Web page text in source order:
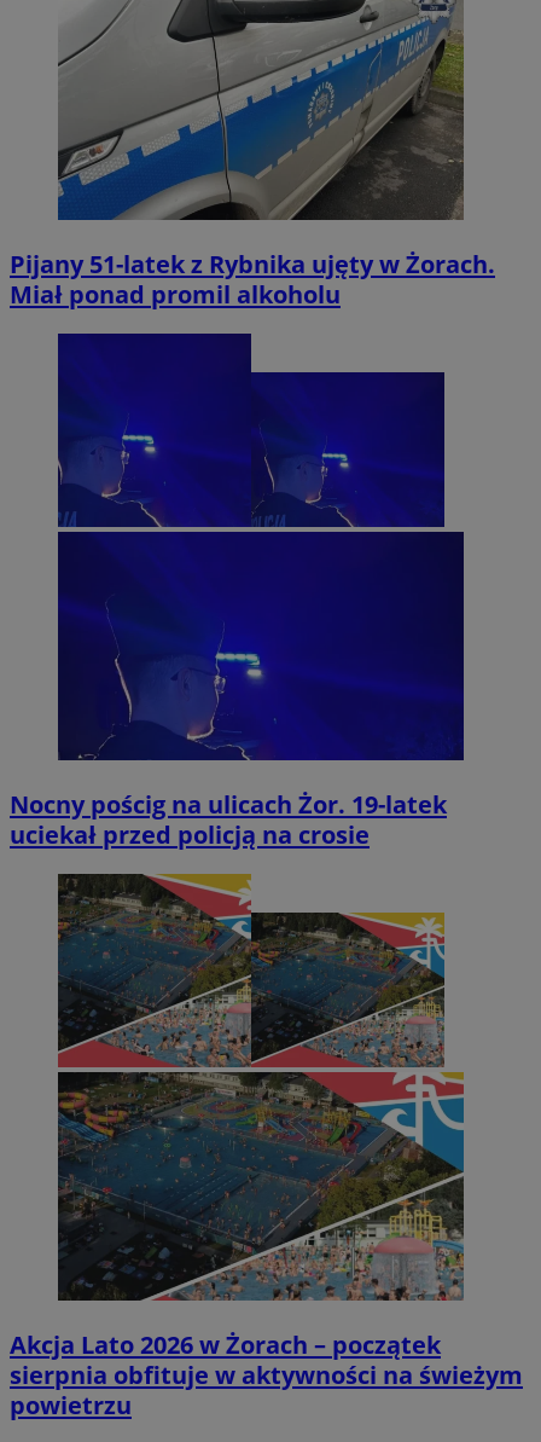
Pijany 51-latek z Rybnika ujęty w Żorach.
Miał ponad promil alkoholu
Nocny pościg na ulicach Żor. 19-latek
uciekał przed policją na crosie
Akcja Lato 2026 w Żorach – początek
sierpnia obfituje w aktywności na świeżym
powietrzu